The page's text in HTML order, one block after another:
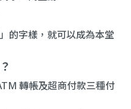
的字樣，就可以成為本堂
轉帳及超商付款三種付